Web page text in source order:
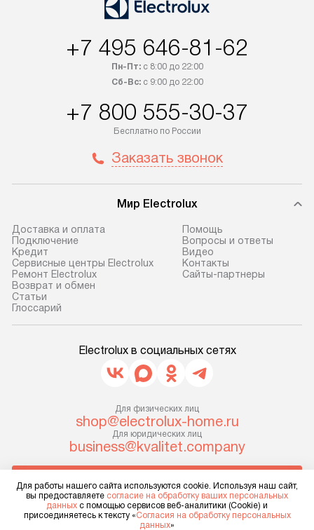
+7 495 646-81-62
Пн-Пт:с 8:00 до 22:00
Сб-Вс:с 9:00 до 22:00
+7 800 555-30-37
Бесплатно по России
Заказать звонок
Мир Electrolux
Доставка и оплата
Подключение
Кредит
Сервисные центры Electrolux
Ремонт Electrolux
Возврат и обмен
Cтатьи
Глоссарий
Помощь
Вопросы и ответы
Видео
Контакты
Сайты-партнеры
Electrolux в социальных сетях
Для физических лиц
shop@electrolux-home.ru
Для юридических лиц
business@kvalitet.company
Политика конфиденциальности
Для работы нашего сайта используются cookie. Используя наш сайт,
вы предоставляете согласие на обработку ваших персональных
данных с помощью сервисов веб-аналитики (Cookie) и
присоединяетесь к тексту «Согласия на обработку персональных
данных»